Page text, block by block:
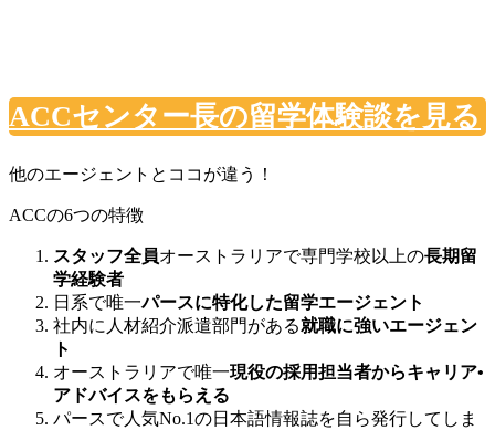
ACCセンター長の留学体験談を見る
他のエージェントとココが違う！
ACCの6つの特徴
スタッフ全員オーストラリアで専門学校以上の長期留
学経験者
日系で唯一パースに特化した留学エージェント
社内に人材紹介派遣部門がある就職に強いエージェン
ト
オーストラリアで唯一現役の採用担当者からキャリア•
アドバイスをもらえる
パースで人気No.1の日本語情報誌を自ら発行してしま